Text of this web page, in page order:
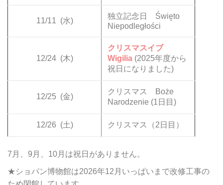
11/11 (水)
独立記念日 Święto
Niepodległości
12/24 (木)
クリスマスイブ
Wigilia (2025年度から
祝日になりました)
12/25 (金)
クリスマス Boże
Narodzenie (1日目)
12/26 (土) クリスマス（2日目）
7月、9月、10月は祝日がありません。
★ショパン博物館は2026年12月いっぱいまで改修工事の